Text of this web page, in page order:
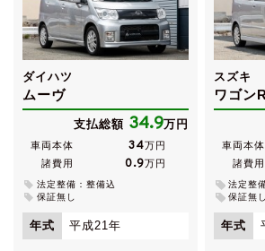
ダイハツ
ムーヴ
支払総額 34.9万円
車両本体 34万円
諸費用
0.9万円
法定整備：整備込
保証無し
年式 平成21年
スズキ
ワゴンR
車両本体
諸費用
法定整
保証無し
年式